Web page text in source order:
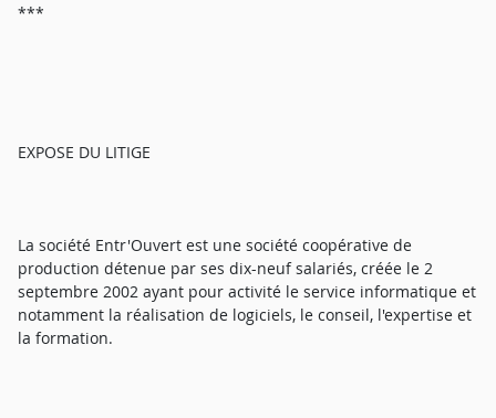
***
EXPOSE DU LITIGE
La société Entr'Ouvert est une société coopérative de
production détenue par ses dix-neuf salariés, créée le 2
septembre 2002 ayant pour activité le service informatique et
notamment la réalisation de logiciels, le conseil, l'expertise et
la formation.